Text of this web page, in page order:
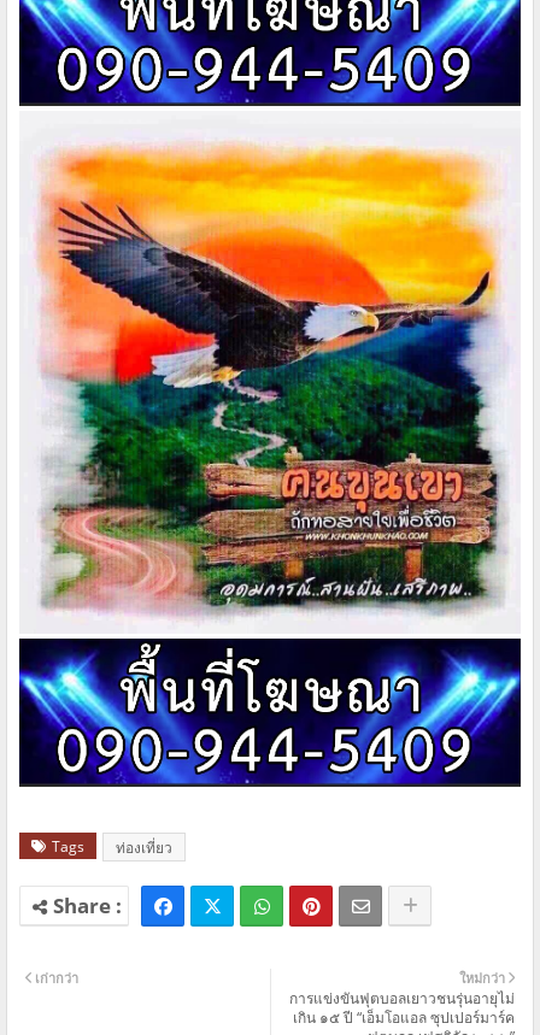
Tags ท่องเที่ยว
ใหม่กว่า
การแข่งขันฟุตบอลเยาวชนรุ่นอายุไม่
เกิน ๑๕ ปี “เอ็มโอแอล ซุปเปอร์มาร์ค
เก่ากว่า